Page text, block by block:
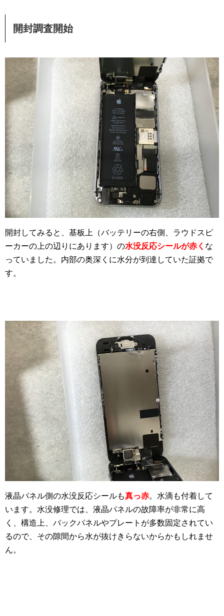
開封調査開始
開封してみると、基板上（バッテリーの右側、ラウドスピ
ーカーの上の辺りにあります）の水没反応シールが赤く な
っていました。内部の奥深くに水分が到達していた証拠で
す。
液晶パネル側の水没反応シールも真っ赤。水滴も付着して
います。水没修理では、液晶パネルの故障率が非常に高
く、構造上、バックパネルやプレートが多数固定されてい
るので、その隙間から水が抜けきらないからかもしれませ
ん。